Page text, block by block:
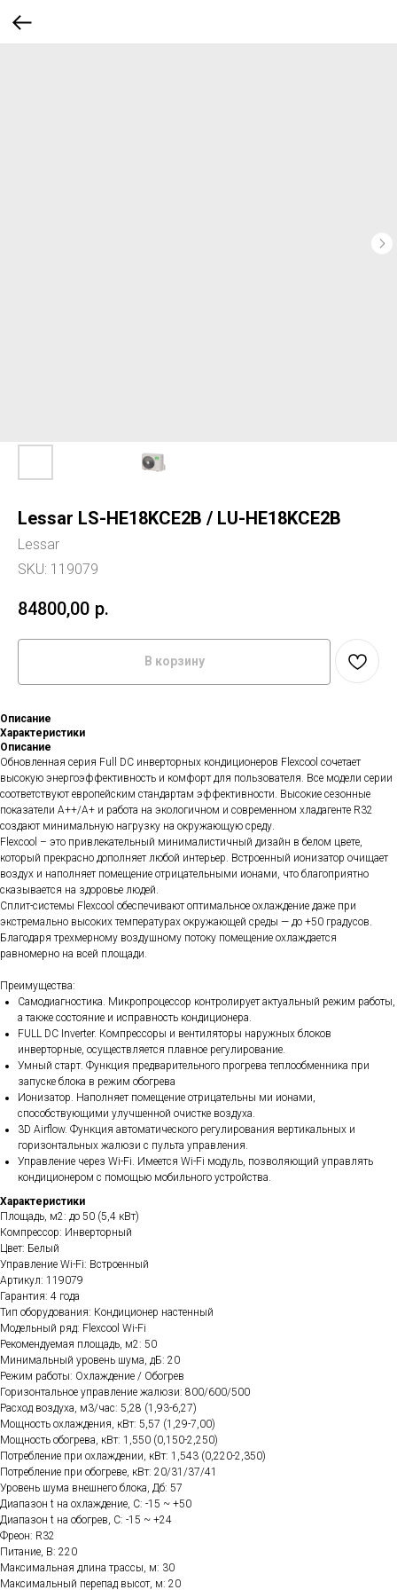
Lessar LS-HE18KCE2B / LU-HE18KCE2B
Lessar
SKU: 119079
84800,00 р.
В корзину
Описание
Характеристики
Описание
Обновленная серия Full DC инверторных кондиционеров Flexcool сочетает
высокую энергоэффективность и комфорт для поль­зователя. Все модели серии
соответствуют европейским стан­дартам эффективности. Высокие сезонные
показатели А++/А+ и работа на экологичном и современном хладагенте R32
создают минимальную нагрузку на окружающую среду.
Flexcool – это привлекательный минималистичный дизайн в бе­лом цвете,
который прекрасно дополняет любой интерьер. Встро­енный ионизатор очищает
воздух и наполняет помещение отри­цательными ионами, что благоприятно
сказывается на здоровье людей.
Сплит-системы Flexcool обеспечивают оптимальное охлажде­ние даже при
экстремально высоких температурах окружающей среды — до +50 градусов.
Благодаря трехмерному воздушному потоку помещение охлаждается
равномерно на всей площади.
Преимущества:
Самодиагностика. Микропроцессор контролирует актуальный режим работы,
а также состояние и исправность кондиционера.
FULL DC Inverter. Компрессоры и вентиляторы наружных блоков
инверторные, осуществляется плавное регулирование.
Умный старт. Функция предварительного прогрева теплообменника при
запуске блока в режим обогрева
Ионизатор. Наполняет помещение отрицательны ми ионами,
способствующими улучшенной очистке воздуха.
3D Airflow. Функция автоматического регулирования вертикальных и
горизонтальных жалюзи с пульта управления.
Управление через Wi-Fi. Имеется Wi-Fi модуль, позволяющий управлять
кондиционером с помощью мобильного устройства.
Характеристики
Площадь, м2: до 50 (5,4 кВт)
Компрессор: Инверторный
Цвет: Белый
Управление Wi-Fi: Встроенный
Артикул: 119079
Гарантия: 4 года
Тип оборудования: Кондиционер настенный
Модельный ряд: Flexcool Wi-Fi
Рекомендуемая площадь, м2: 50
Минимальный уровень шума, дБ: 20
Режим работы: Охлаждение / Обогрев
Горизонтальное управление жалюзи: 800/600/500
Расход воздуха, м3/час: 5,28 (1,93-6,27)
Мощность охлаждения, кВт: 5,57 (1,29-7,00)
Мощность обогрева, кВт: 1,550 (0,150-2,250)
Потребление при охлаждении, кВт: 1,543 (0,220-2,350)
Потребление при обогреве, кВт: 20/31/37/41
Уровень шума внешнего блока, Дб: 57
Диапазон t на охлаждение, C: -15 ~ +50
Диапазон t на обогрев, C: -15 ~ +24
Фреон: R32
Питание, В: 220
Максимальная длина трассы, м: 30
Максимальный перепад высот, м: 20